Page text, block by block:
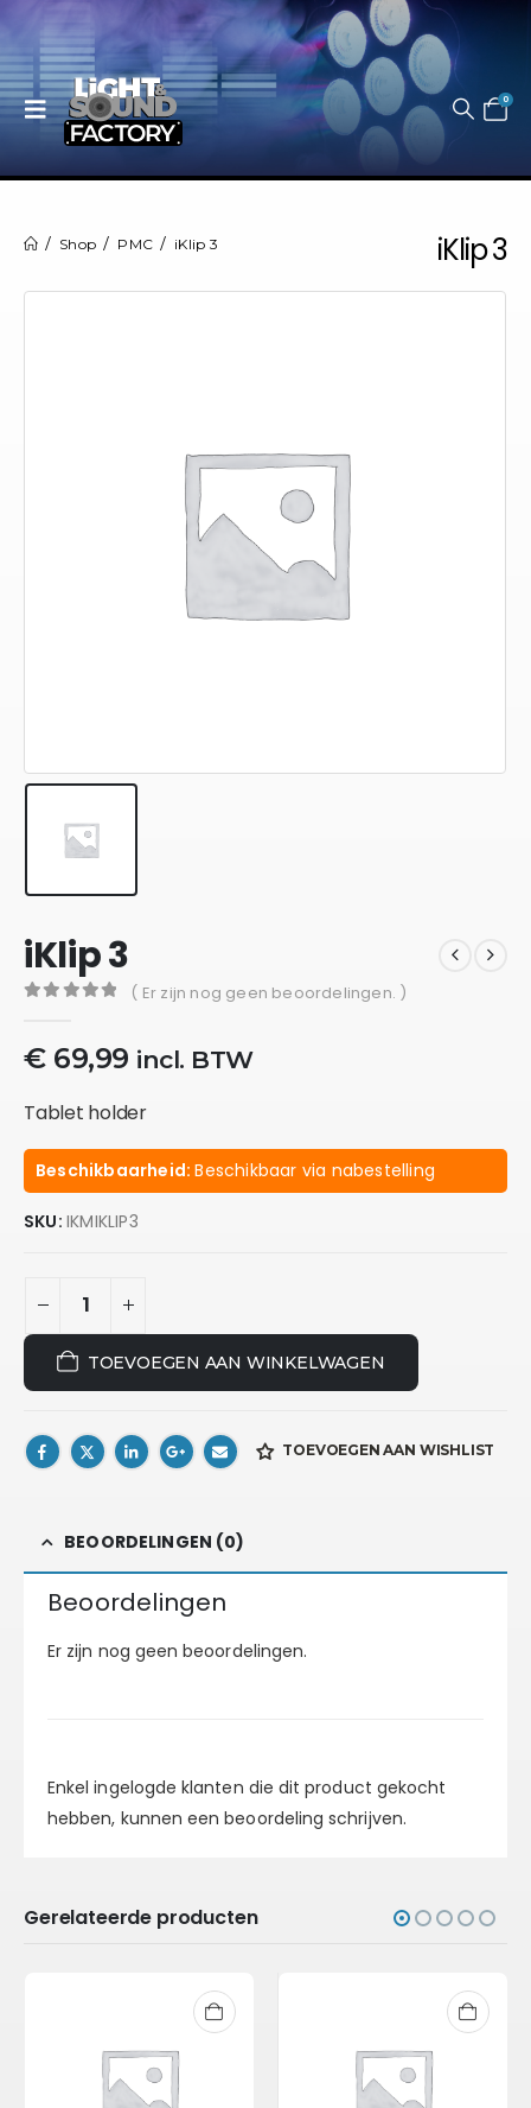
0
iKlip 3
Shop PMC iKlip 3
iKlip 3
( Er zijn nog geen beoordelingen. )
€69,99 incl. BTW
Tablet holder
Beschikbaarheid:Beschikbaar via nabestelling
SKU: IKMIKLIP3
TOEVOEGEN AAN WINKELWAGEN
TOEVOEGEN AAN WISHLIST
BEOORDELINGEN (0)
Beoordelingen
Er zijn nog geen beoordelingen.
Enkel ingelogde klanten die dit product gekocht
hebben, kunnen een beoordeling schrijven.
Gerelateerde producten